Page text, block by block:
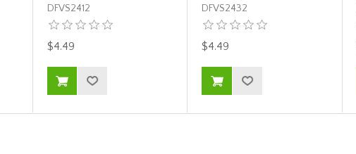
DFVS2412
$4.49
DFVS2432
$4.49